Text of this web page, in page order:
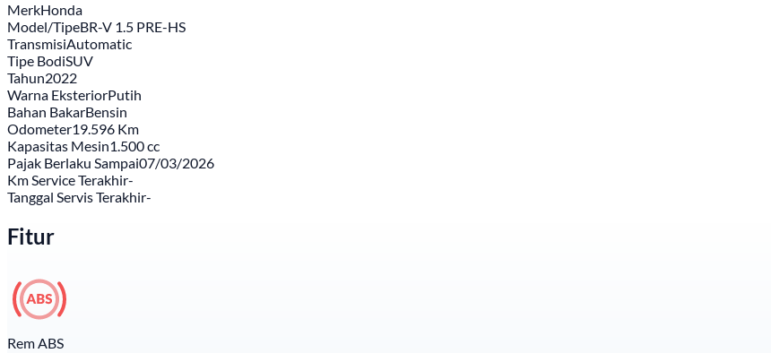
MerkHonda
Model/TipeBR-V 1.5 PRE-HS
TransmisiAutomatic
Tipe BodiSUV
Tahun2022
Warna EksteriorPutih
Bahan BakarBensin
Odometer19.596 Km
Kapasitas Mesin1.500 cc
Pajak Berlaku Sampai07/03/2026
Km Service Terakhir-
Tanggal Servis Terakhir-
Fitur
Rem ABS